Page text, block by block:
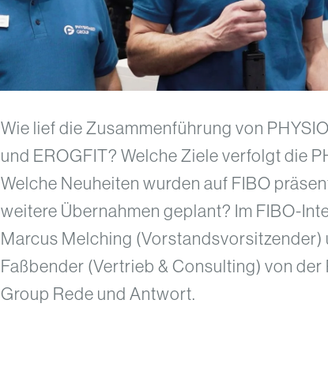
Wie lief die Zusammenführung von
und EROGFIT? Welche Ziele verfolgt die
Welche Neuheiten wurden auf FIBO
weitere Übernahmen geplant? Im FIBO-
Marcus Melching (Vorstandsvorsitzender)
Faßbender (Vertrieb & Consulting) von der
Group Rede und Antwort.